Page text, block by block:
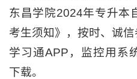
东昌学院2024年专升本
考生须知》，按时、诚
学习通APP，监控用系
下载。